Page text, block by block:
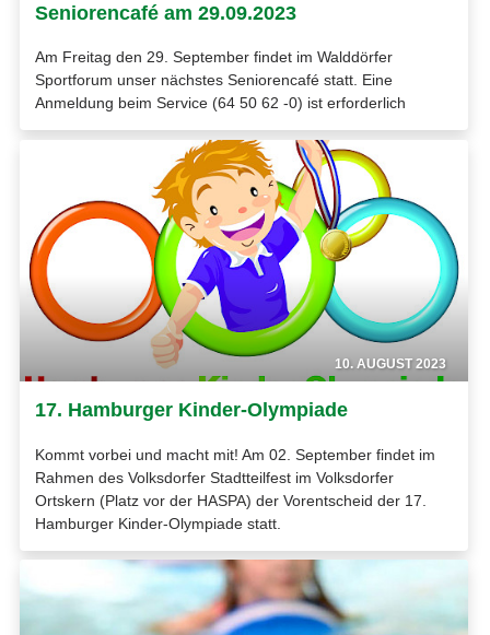
Seniorencafé am 29.09.2023
Am Freitag den 29. September findet im Walddörfer
Sportforum unser nächstes Seniorencafé statt. Eine
Anmeldung beim Service (64 50 62 -0) ist erforderlich
10. AUGUST 2023
17. Hamburger Kinder-Olympiade
Kommt vorbei und macht mit! Am 02. September findet im
Rahmen des Volksdorfer Stadtteilfest im Volksdorfer
Ortskern (Platz vor der HASPA) der Vorentscheid der 17.
Hamburger Kinder-Olympiade statt.